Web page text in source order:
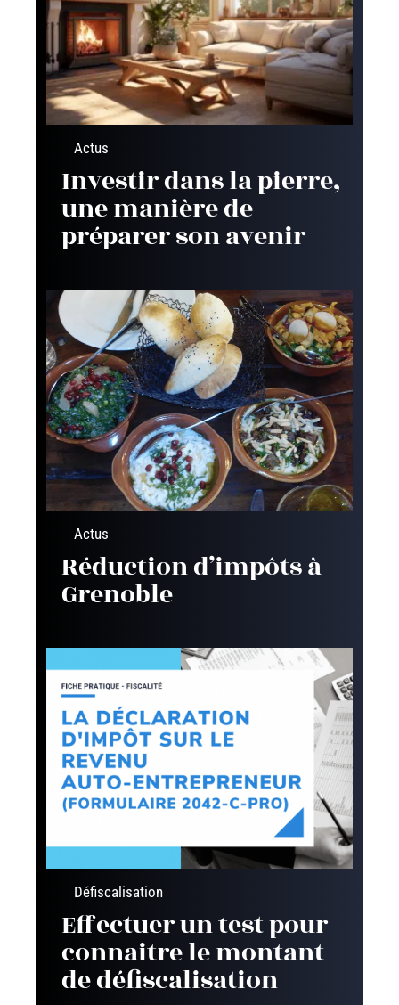
Actus
Investir dans la pierre,
une manière de
préparer son avenir
Actus
Réduction d’impôts à
Grenoble
Défiscalisation
Effectuer un test pour
connaitre le montant
de défiscalisation